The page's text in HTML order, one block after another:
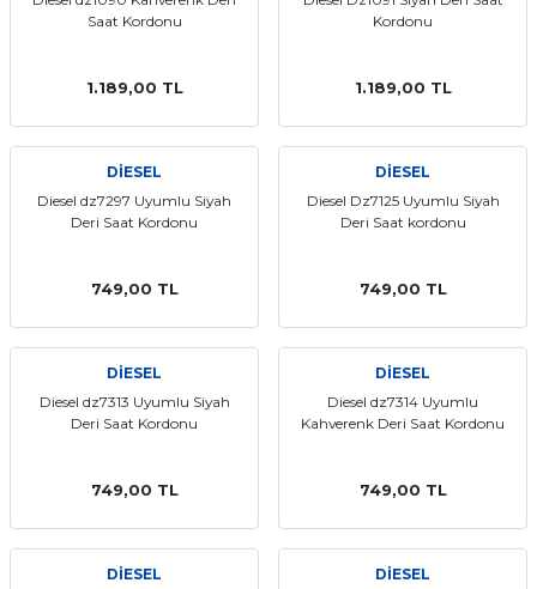
Saat Kordonu
1.189,00 TL
Kordonu
1.189,00 TL
DİESEL
Diesel dz7297 Uyumlu Siyah
Deri Saat Kordonu
749,00 TL
DİESEL
Diesel Dz7125 Uyumlu Siyah
Deri Saat kordonu
749,00 TL
DİESEL
Diesel dz7313 Uyumlu Siyah
Deri Saat Kordonu
749,00 TL
DİESEL
Diesel dz7314 Uyumlu
Kahverenk Deri Saat Kordonu
749,00 TL
DİESEL
DİESEL